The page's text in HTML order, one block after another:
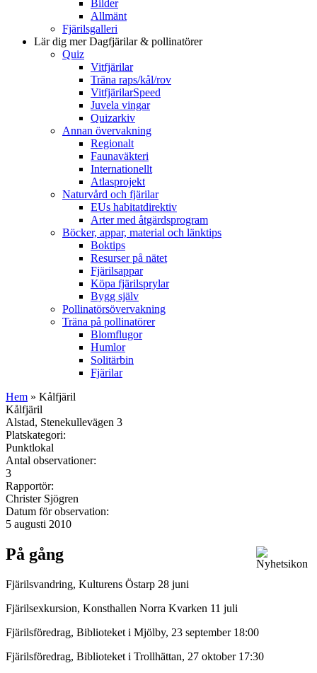
Bilder
Allmänt
Fjärilsgalleri
Lär dig merDagfjärilar & pollinatörer
Quiz
Vitfjärilar
Träna raps/kål/rov
VitfjärilarSpeed
Juvela vingar
Quizarkiv
Annan övervakning
Regionalt
Faunaväkteri
Internationellt
Atlasprojekt
Naturvård och fjärilar
EUs habitatdirektiv
Arter med åtgärdsprogram
Böcker, appar, material och länktips
Boktips
Resurser på nätet
Fjärilsappar
Köpa fjärilsprylar
Bygg själv
Pollinatörsövervakning
Träna på pollinatörer
Blomflugor
Humlor
Solitärbin
Fjärilar
Hem » Kålfjäril
Kålfjäril
Alstad, Stenekullevägen 3
Platskategori:
Punktlokal
Antal observationer:
3
Rapportör:
Christer Sjögren
Datum för observation:
5 augusti 2010
På gång
Fjärilsvandring, Kulturens Östarp 28 juni
Fjärilsexkursion, Konsthallen Norra Kvarken 11 juli
Fjärilsföredrag, Biblioteket i Mjölby, 23 september 18:00
Fjärilsföredrag, Biblioteket i Trollhättan, 27 oktober 17:30